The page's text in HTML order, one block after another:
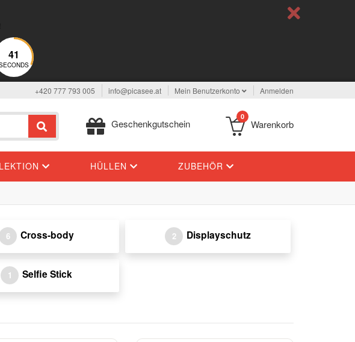
41
+420 777 793 005 info@picasee.at Mein Benutzerkonto Anmelden
Geschenkgutschein
0
Warenkorb
HÜLLEN ZUBEHÖR
6 Cross-body 2 Displayschutz
1 Selfie Stick